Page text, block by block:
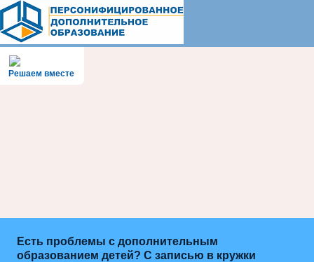
Решаем вместе
Есть проблемы с дополнительным
образованием детей? С записью в кружки